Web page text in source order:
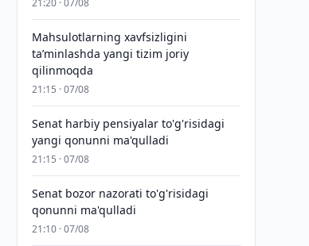
21:20 · 07/08
Mahsulotlarning xavfsizligini
taʼminlashda yangi tizim joriy
qilinmoqda
21:15 · 07/08
Senat harbiy pensiyalar to'g'risidagi
yangi qonunni ma'qulladi
21:15 · 07/08
Senat bozor nazorati to'g'risidagi
qonunni ma'qulladi
21:10 · 07/08